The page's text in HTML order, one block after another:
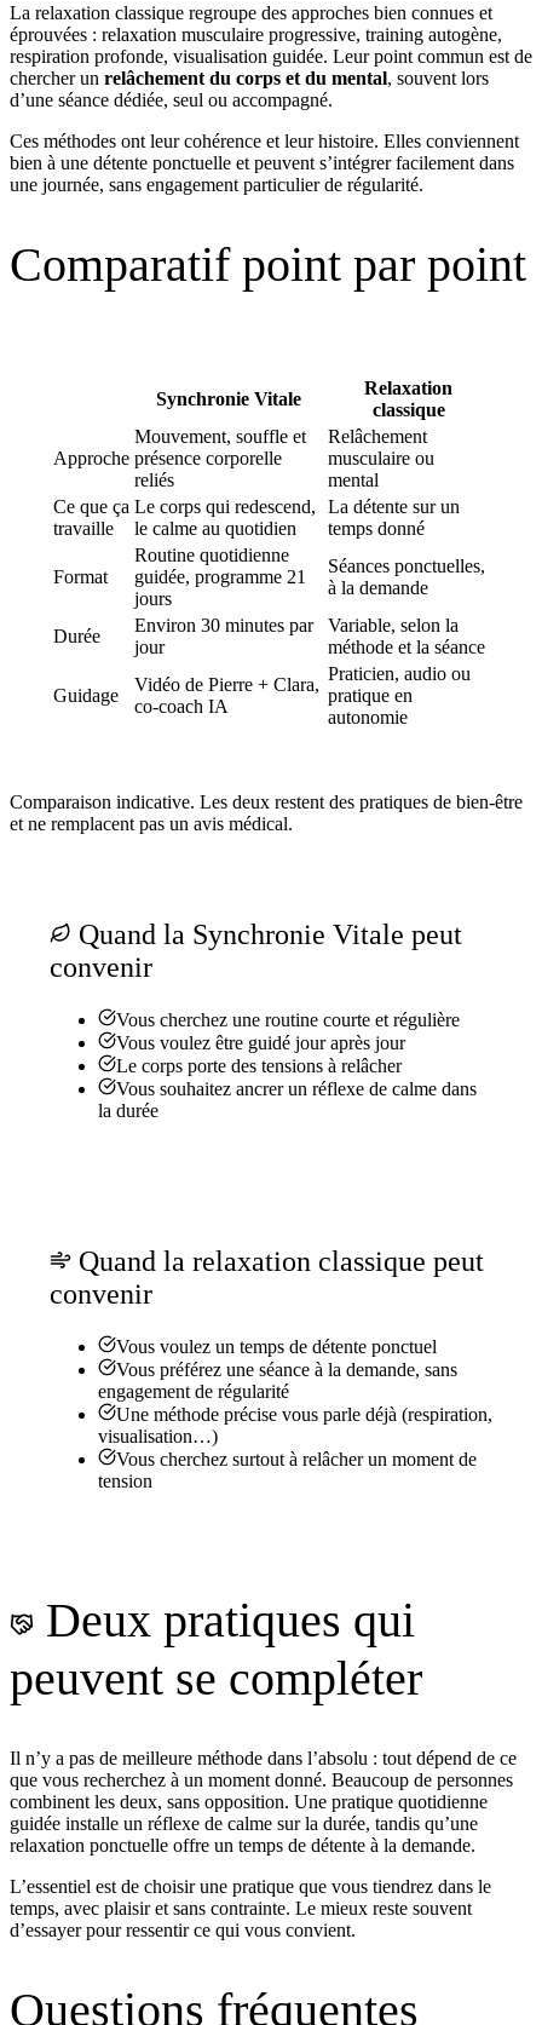
La relaxation classique regroupe des approches bien connues et
éprouvées : relaxation musculaire progressive, training autogène,
respiration profonde, visualisation guidée. Leur point commun est de
chercher un relâchement du corps et du mental, souvent lors
d’une séance dédiée, seul ou accompagné.
Ces méthodes ont leur cohérence et leur histoire. Elles conviennent
bien à une détente ponctuelle et peuvent s’intégrer facilement dans
une journée, sans engagement particulier de régularité.
Comparatif point par point
Synchronie Vitale
Relaxation
classique
Approche
Mouvement, souffle et
présence corporelle
reliés
Relâchement
musculaire ou
mental
Ce que ça
travaille
Le corps qui redescend,
le calme au quotidien
La détente sur un
temps donné
Format
Routine quotidienne
guidée, programme 21
jours
Séances ponctuelles,
à la demande
Durée
Environ 30 minutes par
jour
Variable, selon la
méthode et la séance
Guidage
Vidéo de Pierre + Clara,
co-coach IA
Praticien, audio ou
pratique en
autonomie
Comparaison indicative. Les deux restent des pratiques de bien-être
et ne remplacent pas un avis médical.
Quand la Synchronie Vitale peut
convenir
Vous cherchez une routine courte et régulière
Vous voulez être guidé jour après jour
Le corps porte des tensions à relâcher
Vous souhaitez ancrer un réflexe de calme dans
la durée
Quand la relaxation classique peut
convenir
Vous voulez un temps de détente ponctuel
Vous préférez une séance à la demande, sans
engagement de régularité
Une méthode précise vous parle déjà (respiration,
visualisation…)
Vous cherchez surtout à relâcher un moment de
tension
Deux pratiques qui
peuvent se compléter
Il n’y a pas de meilleure méthode dans l’absolu : tout dépend de ce
que vous recherchez à un moment donné. Beaucoup de personnes
combinent les deux, sans opposition. Une pratique quotidienne
guidée installe un réflexe de calme sur la durée, tandis qu’une
relaxation ponctuelle offre un temps de détente à la demande.
L’essentiel est de choisir une pratique que vous tiendrez dans le
temps, avec plaisir et sans contrainte. Le mieux reste souvent
d’essayer pour ressentir ce qui vous convient.
Questions fréquentes